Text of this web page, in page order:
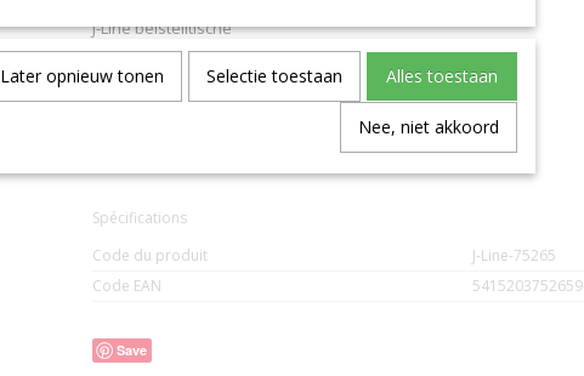
J-Line beistelltische
Italiano:
J-Line by Jolipa Categoria: mobili tavolino
J-Line by Jolipa Categoría: muebles mesa auxiliar
J Line Mesa Auxiliar Redondo Mimbre/Vidrio Negro Mat
Spécifications
Code du produit
J-Line-75265
Code EAN
5415203752659
Save
Later opnieuw tonen Selectie toestaan Alles toestaan
Nee, niet akkoord